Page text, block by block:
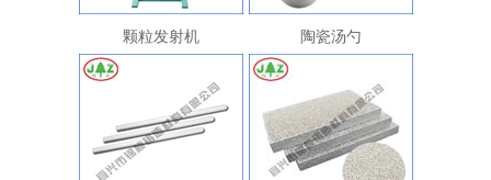
颗粒发射机 陶瓷汤勺